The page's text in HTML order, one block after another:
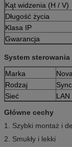
Kąt widzenia (H / V)
Długość życia
Klasa IP
Gwarancja
System sterowania
Marka
Rodzaj
Sieć
LAN
Główne cechy
1. Szybki montaż i
2. Smukły i lekki